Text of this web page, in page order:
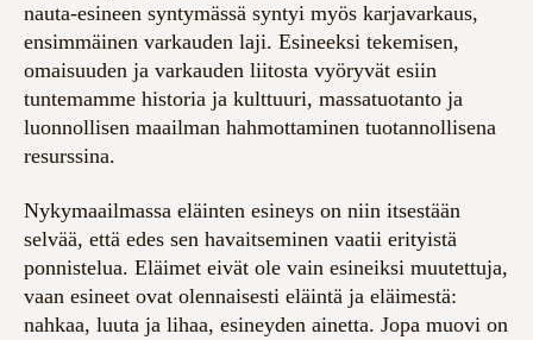
nauta-esineen syntymässä syntyi myös karjavarkaus,
ensimmäinen varkauden laji. Esineeksi tekemisen,
omaisuuden ja varkauden liitosta vyöryvät esiin
tuntemamme historia ja kulttuuri, massatuotanto ja
luonnollisen maailman hahmottaminen tuotannollisena
resurssina.
Nykymaailmassa eläinten esineys on niin itsestään
selvää, että edes sen havaitseminen vaatii erityistä
ponnistelua. Eläimet eivät ole vain esineiksi muutettuja,
vaan esineet ovat olennaisesti eläintä ja eläimestä:
nahkaa, luuta ja lihaa, esineyden ainetta. Jopa muovi on